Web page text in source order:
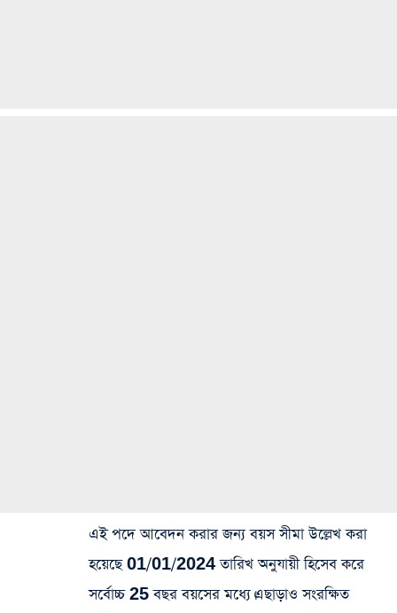
এই পদে আবেদন করার জন্য বয়স সীমা উল্লেখ করা
হয়েছে 01/01/2024 তারিখ অনুযায়ী হিসেব করে
সর্বোচ্চ 25 বছর বয়সের মধ্যে।এছাড়াও সংরক্ষিত